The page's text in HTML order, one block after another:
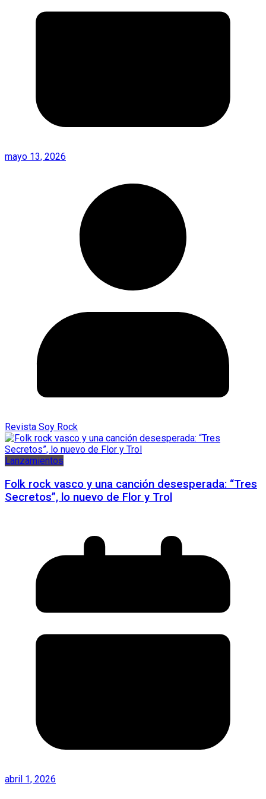
mayo 13, 2026
Revista Soy Rock
Lanzamientos
Folk rock vasco y una canción desesperada: “Tres
Secretos”, lo nuevo de Flor y Trol
abril 1, 2026